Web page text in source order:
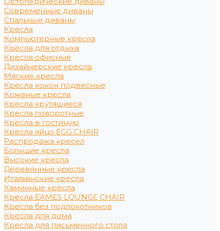
Современные диваны
Спальные диваны
Кресла
Компьютерные кресла
Кресла для отдыха
Кресла офисные
Дизайнерские кресла
Мягкие кресла
Кресла кокон подвесные
Кожаные кресла
Кресла крутящиеся
Кресла поворотные
Кресла в гостиную
Кресла яйцо EGG CHAIR
Распродажа кресел
Большие кресла
Высокие кресла
Деревянные кресла
Итальянские кресла
Каминные кресла
Кресла EAMES LOUNGE CHAIR
Кресла без подлокотников
Кресла для дома
Кресла для письменного стола